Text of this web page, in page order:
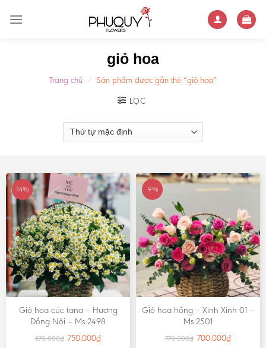
giỏ hoa
Trang chủ / Sản phẩm được gắn thẻ “giỏ hoa”
LỌC
-14%
Giỏ hoa cúc tana – Hương
Đồng Nội – Ms:2498
870.000₫ 750.000₫
-9%
Giỏ hoa hồng – Xinh Xinh 01 –
Ms:2501
770.000₫ 700.000₫